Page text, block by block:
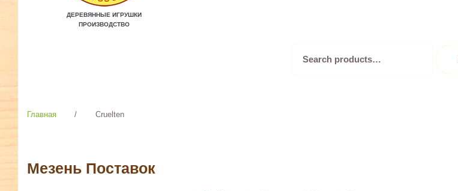
ДЕРЕВЯННЫЕ ИГРУШКИ
ПРОИЗВОДСТВО
for:
Главная / Cruelten
CRUELTEN
Мезень Поставок